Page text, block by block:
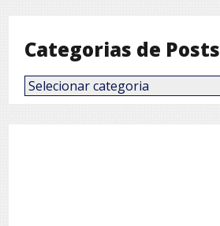
Categorias de Posts
Categorias
de